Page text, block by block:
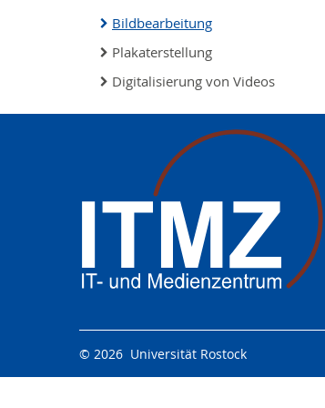
Bildbearbeitung
Plakaterstellung
Digitalisierung von Videos
© 2026 Universität Rostock